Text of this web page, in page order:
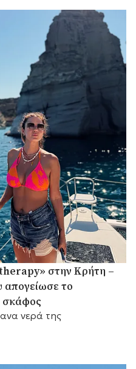
στην Κρήτη –
απογείωσε το
σκάφος
νερά της